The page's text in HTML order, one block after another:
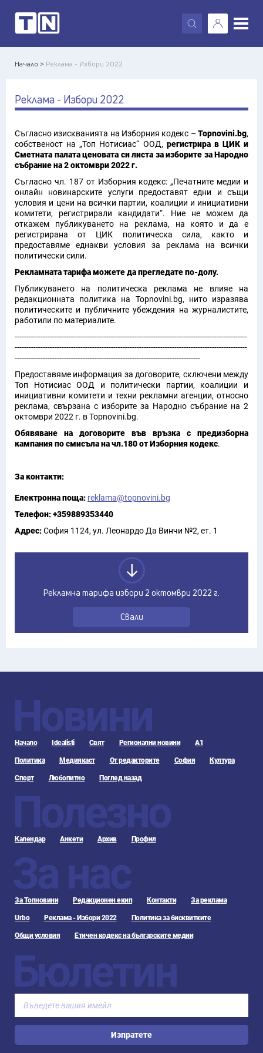
X
Начало > Реклама - Избори 2022
Реклама - Избори 2022
Съгласно изискванията на Изборния кодекс – Topnovini.bg,
собственост на „Топ Нотисиас“ ООД, регистрира в ЦИК и
Сметната палата ценовата си листа за изборите за Народно
събрание на 2 октомври 2022 г.
Съгласно чл. 187 от Изборния кодекс: „Печатните медии и
онлайн новинарските услуги предоставят едни и същи
условия и цени на всички партии, коалиции и инициативни
комитети, регистрирали кандидати“. Ние не можем да
откажем публикуването на реклама, на която и да е
регистрирана от ЦИК политическа сила, както и
предоставяме еднакви условия за реклама на всички
политически сили.
Рекламната тарифа можете да прегледате по-долу.
Публикуването на политическа реклама не влияе на
редакционната политика на Topnovini.bg, нито изразява
политическите и публичните убеждения на журналистите,
работили по материалите.
---------------------------------------------------------------------------------------------------
---------------------------------------------------------------------------------------------------
-------------------------------------------------------------------------------
Предоставяме информация за договорите, сключени между
Топ Нотисиас ООД и политически партии, коалиции и
инициативни комитети и техни рекламни агенции, относно
реклама, свързана с изборите за Народно събрание на 2
октомври 2022 г. в Topnovini.bg.
Обявяване на договорите във връзка с предизборна
кампания по смисъла на чл.180 от Изборния кодекс.
За контакти:
Електронна поща: reklama@topnovini.bg
Телефон: +359889353440
Адрес:София 1124, ул. Леонардо Да Винчи №2, ет. 1
Рекламна тарифа избори 2 октомври 2022 г.
Свали
Новини
Начало Idealisti Свят Регионални новини А1
Политика Медиякаст От редакторите София Култура
Спорт Любопитно Поглед назад
Полезно
Календар Анкети Архив Профил
За нас
За Топновини Редакционен екип Контакти За реклама
Urbo Реклама - Избори 2022 Политика за бисквитките
Общи условия Етичен кодекс на българските медии
Бюлетин
Изпратете